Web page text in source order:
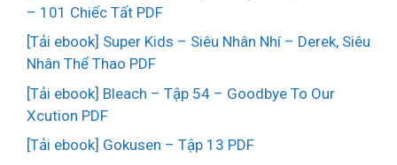
– 101 Chiếc Tất PDF
[Tải ebook] Super Kids – Siêu Nhân Nhí – Derek, Siêu
Nhân Thể Thao PDF
[Tải ebook] Bleach – Tập 54 – Goodbye To Our
Xcution PDF
[Tải ebook] Gokusen – Tập 13 PDF